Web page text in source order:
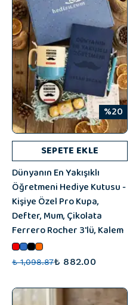
%20
SEPETE EKLE
Dünyanın En Yakışıklı
Öğretmeni Hediye Kutusu -
Kişiye Özel Pro Kupa,
Defter, Mum, Çikolata
Ferrero Rocher 3'lü, Kalem
₺ 1,098.87₺ 882.00